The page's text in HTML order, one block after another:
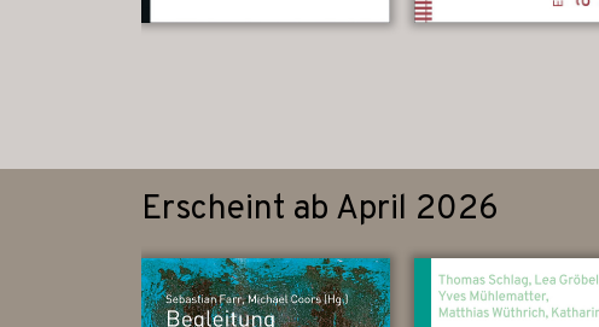
Erscheint ab April 2026